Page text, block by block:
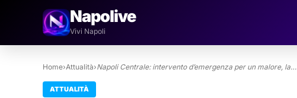
Napolive
Vivi Napoli
Home›Attualità›Napoli Centrale: intervento d’emergenza per un malore, la…
ATTUALITÀ